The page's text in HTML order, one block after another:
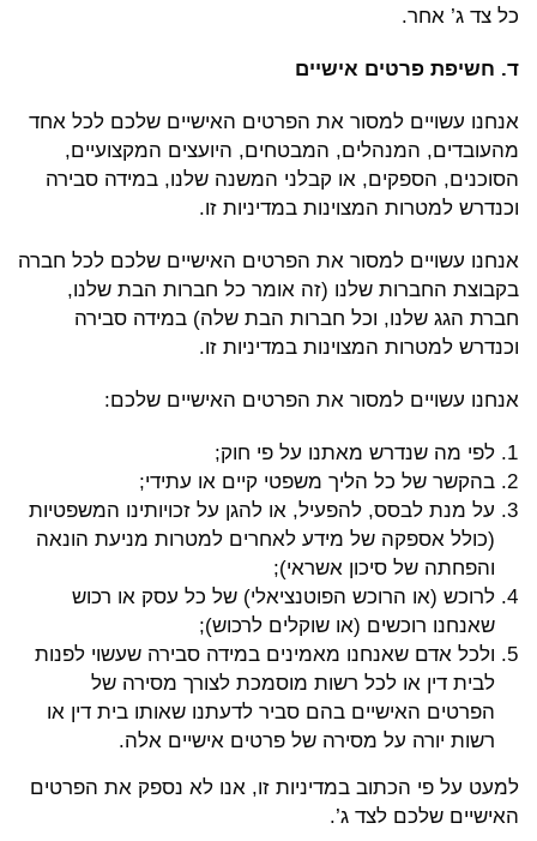
כל צד ג’ אחר.
ד. חשיפת פרטים אישיים
אנחנו עשויים למסור את הפרטים האישיים שלכם לכל אחד
מהעובדים, המנהלים, המבטחים, היועצים המקצועיים,
הסוכנים, הספקים, או קבלני המשנה שלנו, במידה סבירה
וכנדרש למטרות המצוינות במדיניות זו.
אנחנו עשויים למסור את הפרטים האישיים שלכם לכל חברה
בקבוצת החברות שלנו (זה אומר כל חברות הבת שלנו,
חברת הגג שלנו, וכל חברות הבת שלה) במידה סבירה
וכנדרש למטרות המצוינות במדיניות זו.
אנחנו עשויים למסור את הפרטים האישיים שלכם:
לפי מה שנדרש מאתנו על פי חוק;
בהקשר של כל הליך משפטי קיים או עתידי;
על מנת לבסס, להפעיל, או להגן על זכויותינו המשפטיות
(כולל אספקה של מידע לאחרים למטרות מניעת הונאה
והפחתה של סיכון אשראי);
לרוכש (או הרוכש הפוטנציאלי) של כל עסק או רכוש
שאנחנו רוכשים (או שוקלים לרכוש);
ולכל אדם שאנחנו מאמינים במידה סבירה שעשוי לפנות
לבית דין או לכל רשות מוסמכת לצורך מסירה של
הפרטים האישיים בהם סביר לדעתנו שאותו בית דין או
רשות יורה על מסירה של פרטים אישיים אלה.
למעט על פי הכתוב במדיניות זו, אנו לא נספק את הפרטים
האישיים שלכם לצד ג’.